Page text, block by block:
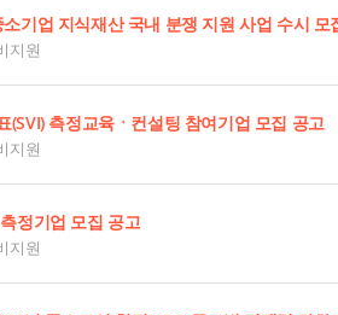
지원
(SVI) 측정교육ㆍ컨설팅 참여기업 모집 공고
지원
정기업 모집 공고
지원